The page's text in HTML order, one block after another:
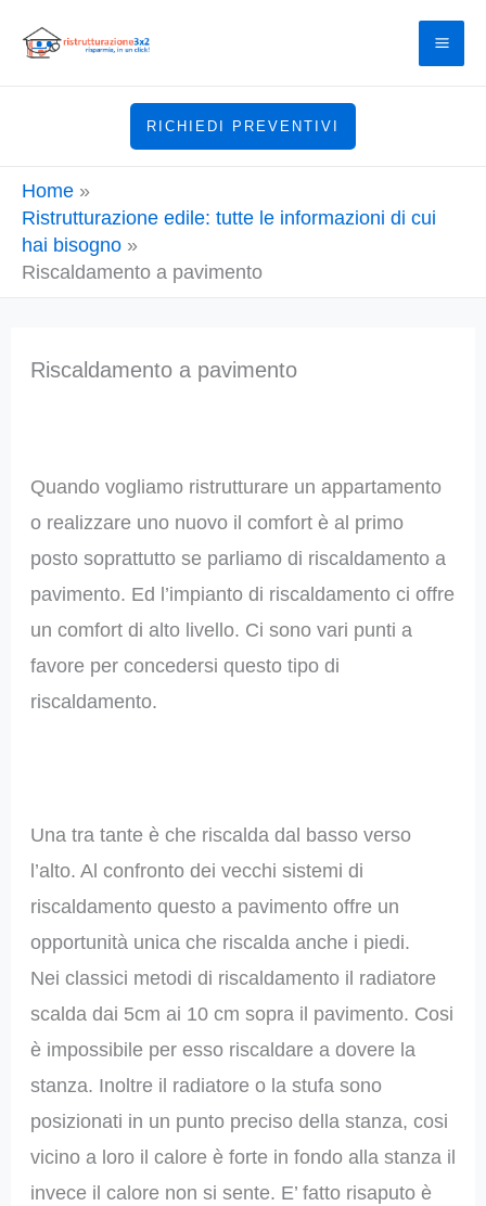
RICHIEDI PREVENTIVI
Home
Ristrutturazione edile: tutte le informazioni di cui
hai bisogno
Riscaldamento a pavimento
Riscaldamento a pavimento
Quando vogliamo ristrutturare un appartamento
o realizzare uno nuovo il comfort è al primo
posto soprattutto se parliamo di riscaldamento a
pavimento. Ed l’impianto di riscaldamento ci offre
un comfort di alto livello. Ci sono vari punti a
favore per concedersi questo tipo di
riscaldamento.
Una tra tante è che riscalda dal basso verso
l’alto. Al confronto dei vecchi sistemi di
riscaldamento questo a pavimento offre un
opportunità unica che riscalda anche i piedi.
Nei classici metodi di riscaldamento il radiatore
scalda dai 5cm ai 10 cm sopra il pavimento. Cosi
è impossibile per esso riscaldare a dovere la
stanza. Inoltre il radiatore o la stufa sono
posizionati in un punto preciso della stanza, cosi
vicino a loro il calore è forte in fondo alla stanza il
invece il calore non si sente. E’ fatto risaputo è